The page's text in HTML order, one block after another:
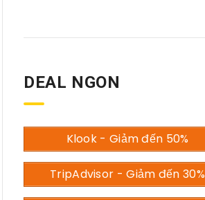
DEAL NGON
Klook - Giảm đến 50%
TripAdvisor - Giảm đến 30%